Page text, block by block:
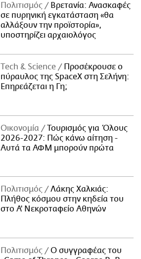
Πολιτισμός
Βρετανία: Ανασκαφές
σε πυρηνική εγκατάσταση «θα
αλλάξουν την προϊστορία»,
υποστηρίζει αρχαιολόγος
Τech & Science
Προσέκρουσε ο
πύραυλος της SpaceX στη Σελήνη:
Επηρεάζεται η Γη;
Οικονομία
Τουρισμός για Όλους
2026-2027: Πώς κάνω αίτηση -
Αυτά τα ΑΦΜ μπορούν πρώτα
Πολιτισμός
Λάκης Χαλκιάς:
Πλήθος κόσμου στην κηδεία του
στο Α' Νεκροταφείο Αθηνών
Πολιτισμός
Ο συγγραφέας του